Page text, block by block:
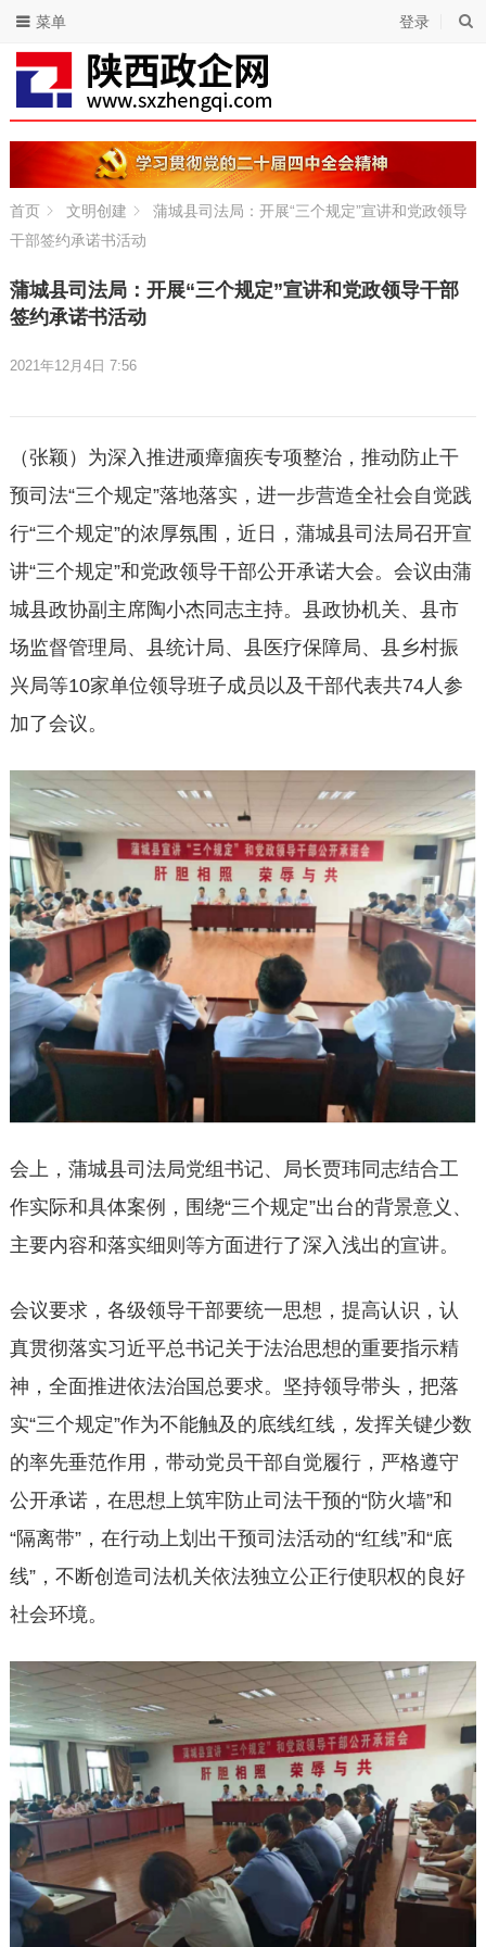
登录
菜单
首页 文明创建
蒲城县司法局：开展“三个规定”宣讲和党政领导
干部签约承诺书活动
蒲城县司法局：开展“三个规定”宣讲和党政领导干部
签约承诺书活动
2021年12月4日 7:56
（张颖）为深入推进顽瘴痼疾专项整治，推动防止干
预司法“三个规定”落地落实，进一步营造全社会自觉践
行“三个规定”的浓厚氛围，近日，蒲城县司法局召开宣
讲“三个规定”和党政领导干部公开承诺大会。会议由蒲
城县政协副主席陶小杰同志主持。县政协机关、县市
场监督管理局、县统计局、县医疗保障局、县乡村振
兴局等10家单位领导班子成员以及干部代表共74人参
加了会议。
会上，蒲城县司法局党组书记、局长贾玮同志结合工
作实际和具体案例，围绕“三个规定”出台的背景意义、
主要内容和落实细则等方面进行了深入浅出的宣讲。
会议要求，各级领导干部要统一思想，提高认识，认
真贯彻落实习近平总书记关于法治思想的重要指示精
神，全面推进依法治国总要求。坚持领导带头，把落
实“三个规定”作为不能触及的底线红线，发挥关键少数
的率先垂范作用，带动党员干部自觉履行，严格遵守
公开承诺，在思想上筑牢防止司法干预的“防火墙”和
“隔离带”，在行动上划出干预司法活动的“红线”和“底
线”，不断创造司法机关依法独立公正行使职权的良好
社会环境。